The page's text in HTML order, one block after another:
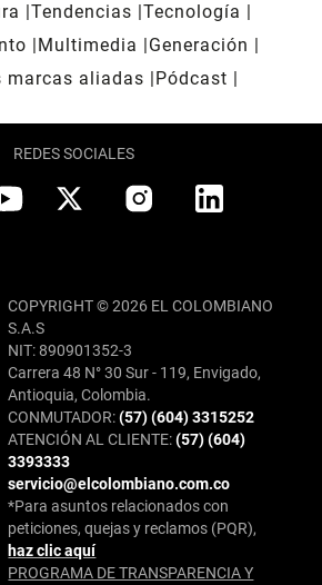
Tendencias Tecnología
Multimedia
Generación
marcas aliadas
Pódcast
REDES SOCIALES
COPYRIGHT © 2026 EL COLOMBIANO
S.A.S
NIT: 890901352-3
Carrera 48 N° 30 Sur - 119, Envigado,
Antioquia, Colombia.
CONMUTADOR:(57) (604) 3315252
ATENCIÓN AL CLIENTE:(57) (604)
3393333
servicio@elcolombiano.com.co
*Para asuntos relacionados con
peticiones, quejas y reclamos (PQR),
haz clic aquí
PROGRAMA DE TRANSPARENCIA Y